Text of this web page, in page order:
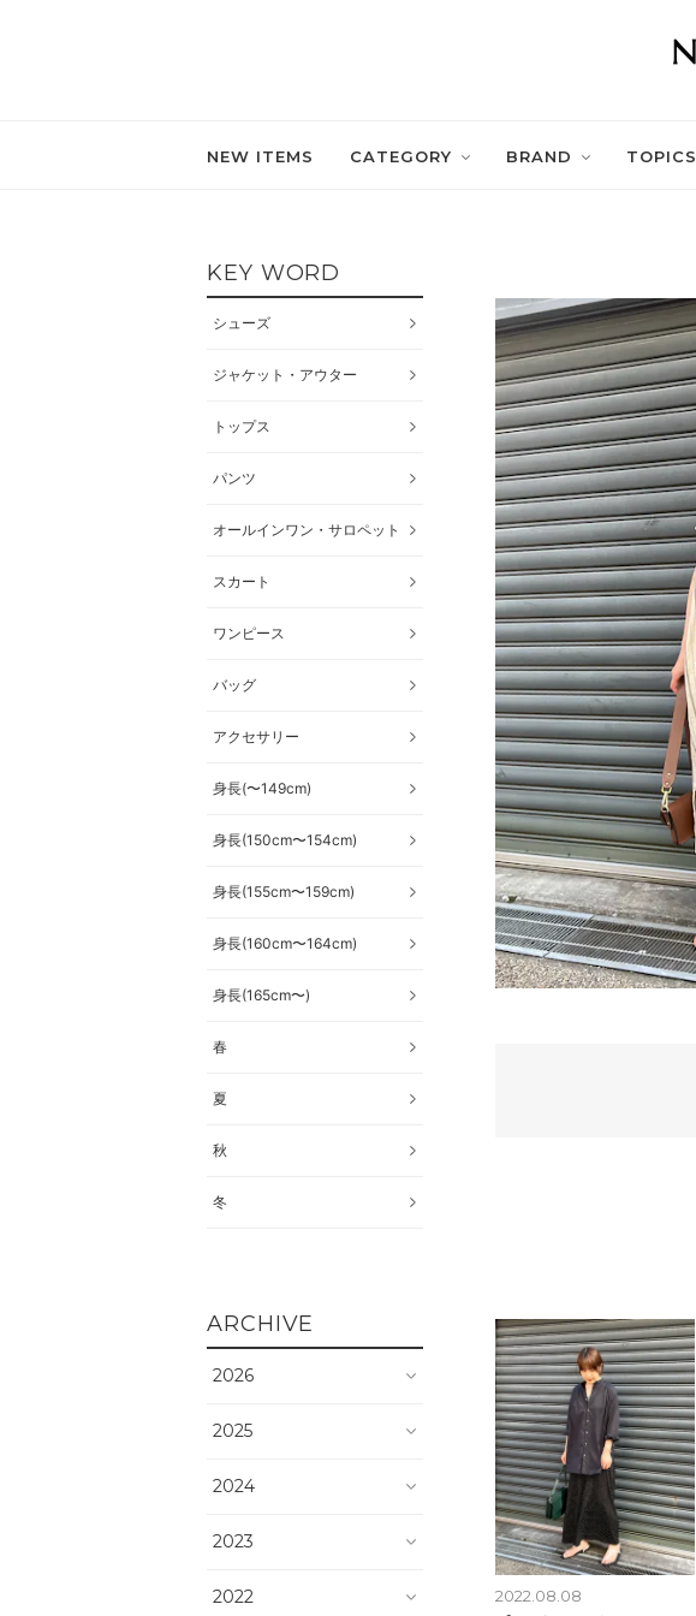
NEW ITEMS CATEGORY BRAND TOPICS
2022.08.08
KEY WORD
シューズ
ジャケット・アウター
トップス
パンツ
オールインワン・サロペット
スカート
ワンピース
バッグ
アクセサリー
身長(〜149cm)
身長(150cm〜154cm)
身長(155cm〜159cm)
身長(160cm〜164cm)
身長(165cm〜)
春
夏
秋
冬
ARCHIVE
2026
2025
2024
2023
2022